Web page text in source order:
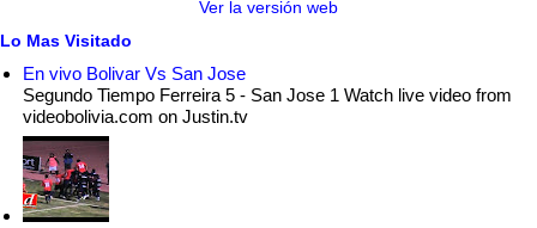
Ver la versión web
Lo Mas Visitado
En vivo Bolivar Vs San Jose
Segundo Tiempo Ferreira 5 - San Jose 1 Watch live video from
videobolivia.com on Justin.tv